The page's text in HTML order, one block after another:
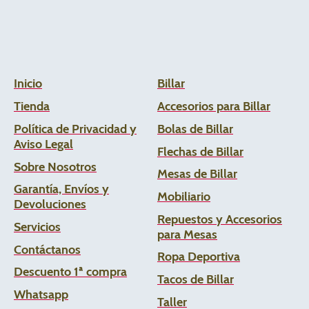
Inicio
Tienda
Política de Privacidad y
Aviso Legal
Sobre Nosotros
Garantía, Envíos y
Devoluciones
Servicios
Contáctanos
Descuento 1ª compra
Whatsapp
Billar
Accesorios para Billar
Bolas de Billar
Flechas de Billar
Mesas de Billar
Mobiliario
Repuestos y Accesorios
para Mesas
Ropa Deportiva
Tacos de Billar
Taller